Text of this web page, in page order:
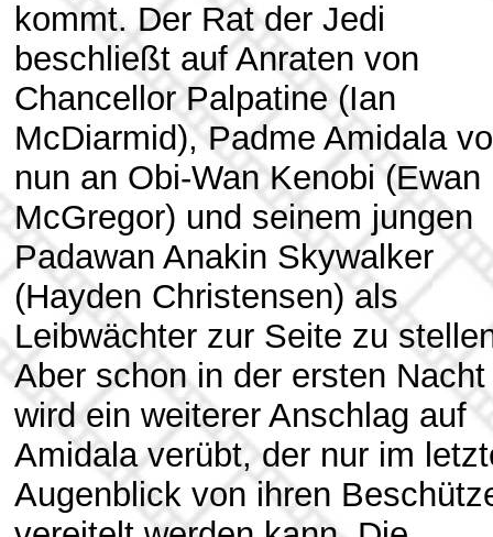
kommt. Der Rat der Jedi
beschließt auf Anraten von
Chancellor Palpatine (Ian
McDiarmid), Padme Amidala
nun an Obi-Wan Kenobi (Ewan
McGregor) und seinem jungen
Padawan Anakin Skywalker
(Hayden Christensen) als
Leibwächter zur Seite zu
Aber schon in der ersten Nacht
wird ein weiterer Anschlag auf
Amidala verübt, der nur im
Augenblick von ihren